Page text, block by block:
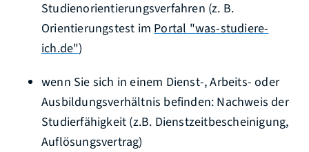
Studienorientierungsverfahren (z. B.
Orientierungstest imPortal "was-studiere-
ich.de")
wenn Sie sich in einem Dienst-, Arbeits- oder
Ausbildungsverhältnis befinden: Nachweis der
Studierfähigkeit (z.B. Dienstzeitbescheinigung,
Auflösungsvertrag)